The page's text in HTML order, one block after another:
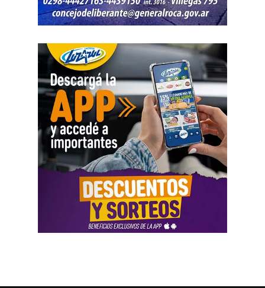
El informe bancario añadió otro elemento. La cuenta
saldos durante varios meses. La sentencia tomó esos
movimientos como parte del análisis patrimonial, aunque
no los consideró suficientes para establecer por sí solos
una cifra definitiva.
Las declaraciones testimoniales completaron el cuadro.
Varias personas hablaron sobre locales gastronómicos,
viajes al exterior, vehículos y nivel de vida. Otro
testimonio mencionó la relación del progenitor con una
empresa que ocupaba un inmueble comercial.
Aun con ese conjunto de pruebas, la jueza señaló que
faltó documentación contable específica. También
sostuvo que el progenitor estaba en mejores condiciones
dinámicas. Según la resolución, ese principio impone el